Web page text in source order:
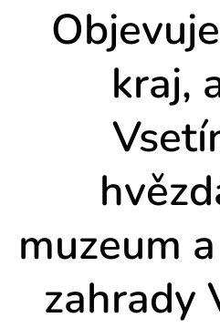
kraj,
muzeum
zahrady